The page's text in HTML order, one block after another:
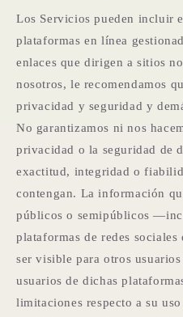
Los Servicios pueden incluir
plataformas en línea
enlaces que dirigen a sitios
nosotros, le recomendamos
privacidad y seguridad y
No garantizamos ni nos
privacidad o la seguridad de
exactitud, integridad o
contengan. La información
públicos o semipúblicos
plataformas de redes
ser visible para otros
usuarios de dichas
limitaciones respecto a su